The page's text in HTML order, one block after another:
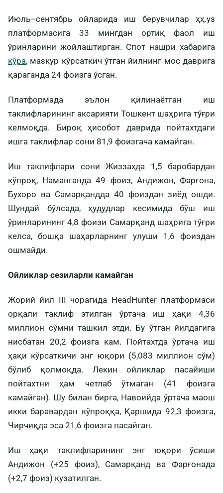
Июль–сентябрь ойларида иш берувчилар ҳҳ.уз
платформасига 33 мингдан ортиқ фаол иш
ўринларини жойлаштирган. Спот нашри хабарига
кўра, мазкур кўрсаткич ўтган йилнинг мос даврига
қараганда 24 фоизга ўсган.
Платформада эълон қилинаётган иш
таклифларининг аксарияти Тошкент шаҳрига тўғри
келмоқда. Бироқ ҳисобот даврида пойтахтдаги
ишга таклифлар сони 81,9 фоизгача камайган.
Иш таклифлари сони Жиззахда 1,5 баробардан
кўпроқ, Наманганда 49 фоиз, Андижон, Фарғона,
Бухоро ва Самарқандда 40 фоиздан зиёд ошди.
Шундай бўлсада, ҳудудлар кесимида бўш иш
ўринларининг 4,8 фоизи Самарқанд шаҳрига тўғри
келса, бошқа шаҳарларнинг улуши 1,6 фоиздан
ошмайди.
Ойликлар сезиларли камайган
Жорий йил III чорагида HeadHunter платформаси
орқали таклиф этилган ўртача иш ҳақи 4,36
миллион сўмни ташкил этди. Бу ўтган йилдагига
нисбатан 20,2 фоизга кам. Пойтахтда ўртача иш
ҳақи кўрсаткичи энг юқори (5,083 миллион сўм)
бўлиб қолмоқда. Лекин ойликлар пасайиши
пойтахтни ҳам четлаб ўтмаган (41 фоизга
камайган). Шу билан бирга, Навоийда ўртача маош
икки баравардан кўпроққа, Қаршида 92,3 фоизга,
Чирчиқда эса 21,6 фоизга пасайган.
Иш ҳақи таклифларининг энг юқори ўсиши
Андижон (+25 фоиз), Самарқанд ва Фарғонада
(+2,7 фоиз) кузатилган.